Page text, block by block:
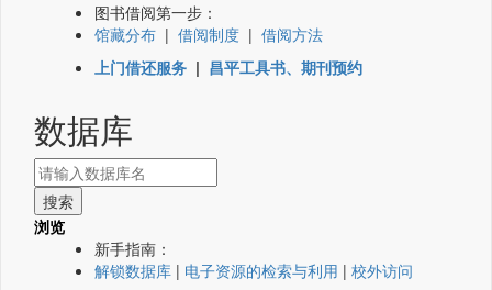
图书借阅第一步：
馆藏分布 | 借阅制度 | 借阅方法
上门借还服务 | 昌平工具书、期刊预约
数据库
浏览
新手指南：
解锁数据库 | 电子资源的检索与利用 | 校外访问